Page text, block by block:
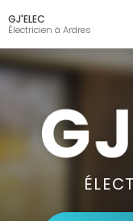
au
contenu
principal
GJ'ELEC
Électricien à Ardres